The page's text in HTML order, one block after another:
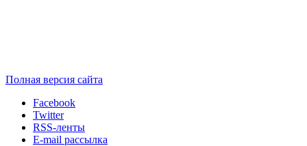
Полная версия сайта
Facebook
Twitter
RSS-ленты
E-mail рассылка